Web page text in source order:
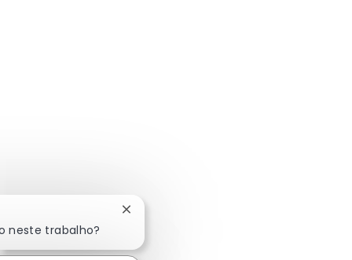
neste trabalho?
Fechar notificação de chatbot